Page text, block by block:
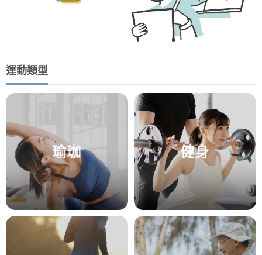
運動類型
瑜珈 健身